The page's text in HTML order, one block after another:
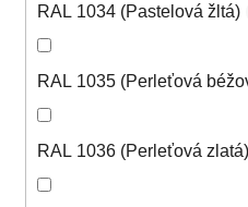
RAL 1034 (Pastelová žltá)
RAL 1035 (Perleťová
RAL 1036 (Perleťová zlatá)